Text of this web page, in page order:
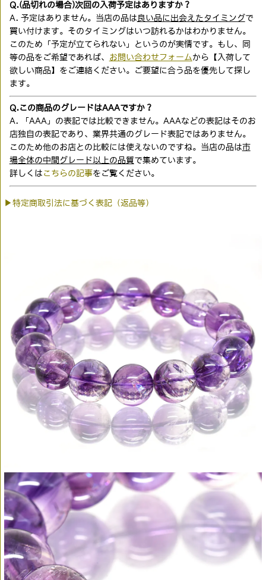
Q.(品切れの場合)次回の入荷予定はありますか？
A. 予定はありません。当店の品は 良い品に出会えたタイミングで
買い付けます。そのタイミングはいつ訪れるかはわかりません。
このため「予定が立てられない」というのが実情です。もし、同
等の品をご希望であれば、 お問い合わせフォーム から【入荷して
欲しい商品】をご連絡ください。ご要望に合う品を優先して探し
ます。
Q.この商品のグレードはAAAですか？
A. 「AAA」の表記では比較できません。AAAなどの表記はそのお
店独自の表記であり、業界共通のグレード表記ではありません。
このため他のお店との比較には使えないのですね。当店の品は市
場全体の中間グレード以上の品質で集めています。
詳しくは こちらの記事をご覧ください。
▶特定商取引法に基づく表記（返品等）